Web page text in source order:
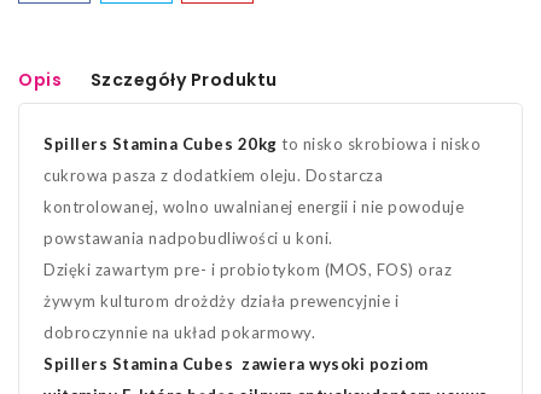
Opis Szczegóły Produktu
Spillers Stamina Cubes 20kg to nisko skrobiowa i nisko
cukrowa pasza z dodatkiem oleju. Dostarcza
kontrolowanej, wolno uwalnianej energii i nie powoduje
powstawania nadpobudliwości u koni.
Dzięki zawartym pre- i probiotykom (MOS, FOS) oraz
żywym kulturom drożdży działa prewencyjnie i
dobroczynnie na układ pokarmowy.
Spillers Stamina Cubes zawiera wysoki poziom